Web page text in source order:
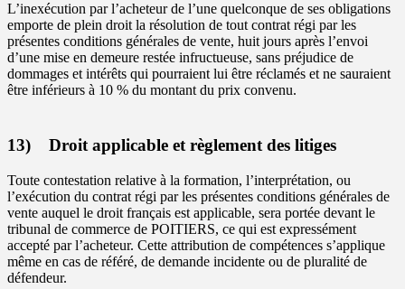
L’inexécution par l’acheteur de l’une quelconque de ses obligations
emporte de plein droit la résolution de tout contrat régi par les
présentes conditions générales de vente, huit jours après l’envoi
d’une mise en demeure restée infructueuse, sans préjudice de
dommages et intérêts qui pourraient lui être réclamés et ne sauraient
être inférieurs à 10 % du montant du prix convenu.
13) Droit applicable et règlement des litiges
Toute contestation relative à la formation, l’interprétation, ou
l’exécution du contrat régi par les présentes conditions générales de
vente auquel le droit français est applicable, sera portée devant le
tribunal de commerce de POITIERS, ce qui est expressément
accepté par l’acheteur. Cette attribution de compétences s’applique
même en cas de référé, de demande incidente ou de pluralité de
défendeur.